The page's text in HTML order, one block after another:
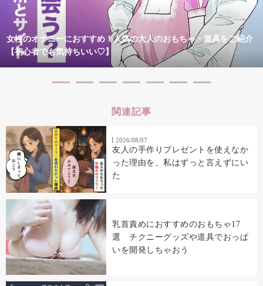
女性のオナニーにおすすめ！人気の大人のおもちゃ・道具をご紹介
【初心者でも気持ちいい♡】
関連記事
2026/08/07
友人の手作りプレゼントを使えなか
った理由を、私はずっと言えずにい
た
乳首責めにおすすめのおもちゃ17
選 チクニーグッズや道具でおっぱ
いを開発しちゃおう